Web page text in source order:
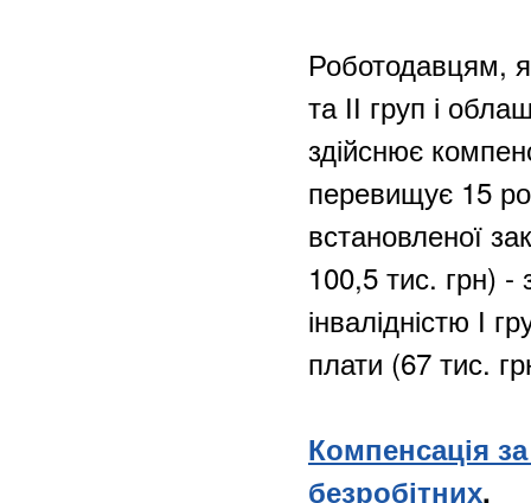
Роботодавцям,
та ІІ груп і
здійснює
перевищує 15
встановленої
100,5 тис. грн)
інвалідністю І
плати (67 тис.
Компенсація
безробітних.